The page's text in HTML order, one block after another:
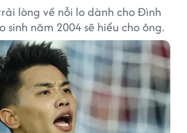
lòng về nỗi lo dành cho Đình
sinh năm 2004 sẽ hiểu cho ông.